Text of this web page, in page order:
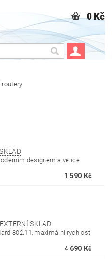
0 Kč
routery
designem a velice
1 590 Kč
EXTERNÍ SKLAD
802.11, maximální rychlost
4 690 Kč